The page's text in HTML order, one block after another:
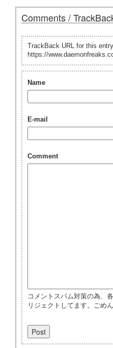
Comments /
TrackBack URL for this
https://
Name
E-mail
Comment
コメントスパム対策の為、
リジェクトしてます。ごめん